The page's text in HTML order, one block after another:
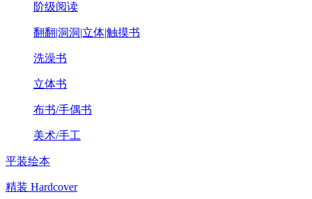
阶级阅读
翻翻|洞洞|立体|触摸书
洗澡书
立体书
布书/手偶书
美术/手工
平装绘本
精装 Hardcover